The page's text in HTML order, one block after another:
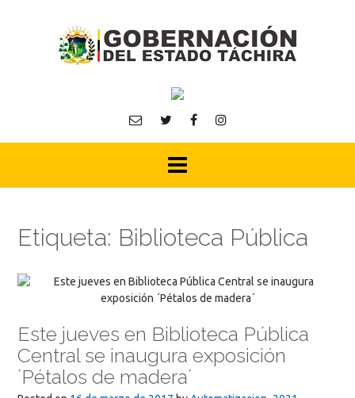
Etiqueta: Biblioteca Pública
Este jueves en Biblioteca Pública
Central se inaugura exposición
´Pétalos de madera´